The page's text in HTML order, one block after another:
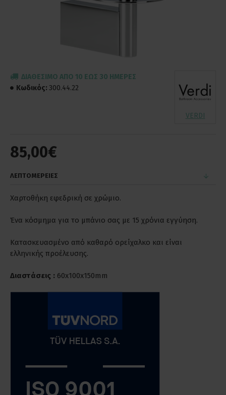
85,00€
ΔΙΑΘΈΣΙΜΟ ΑΠΌ 10 ΈΩΣ 30 ΗΜΈΡΕΣ
Κωδικός: 300.44.22
VERDI
ΛΕΠΤΟΜΕΡΕΙΕΣ
Χαρτοθήκη εφεδρική σε χρώμιο.
Ένα κόσμημα για το μπάνιο σας με 15 χρόνια εγγύηση.
Κατασκευασμένο από καθαρό ορείχαλκο και είναι
ελληνικής προέλευσης.
Διαστάσεις : 60x100x150mm